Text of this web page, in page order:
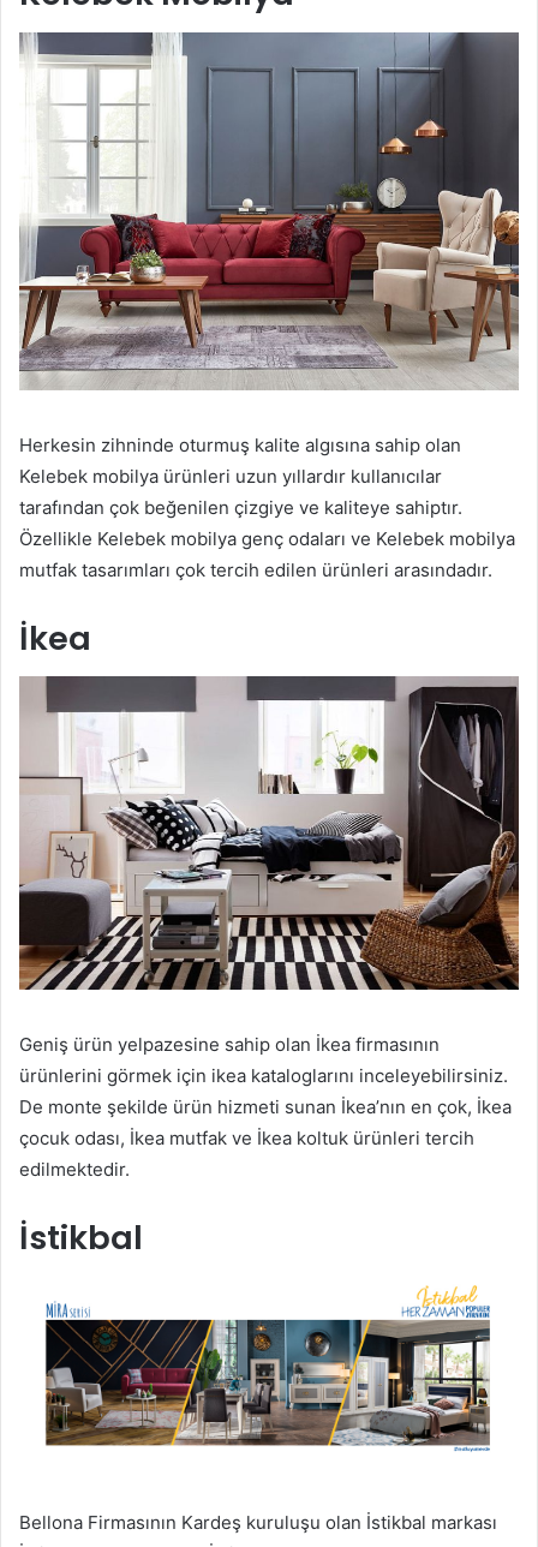
Herkesin zihninde oturmuş kalite algısına sahip olan
Kelebek mobilya ürünleri uzun yıllardır kullanıcılar
tarafından çok beğenilen çizgiye ve kaliteye sahiptır.
Özellikle Kelebek mobilya genç odaları ve Kelebek mobilya
mutfak tasarımları çok tercih edilen ürünleri arasındadır.
İkea
Geniş ürün yelpazesine sahip olan İkea firmasının
ürünlerini görmek için ikea kataloglarını inceleyebilirsiniz.
De monte şekilde ürün hizmeti sunan İkea’nın en çok, İkea
çocuk odası, İkea mutfak ve İkea koltuk ürünleri tercih
edilmektedir.
İstikbal
Bellona Firmasının Kardeş kuruluşu olan İstikbal markası